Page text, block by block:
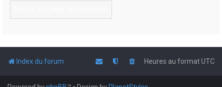
Index du forum Heures au formatUTC